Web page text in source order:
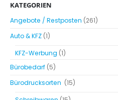
KATEGORIEN
Angebote / Restposten (261)
Auto & KFZ (1)
KFZ-Werbung (1)
Bürobedarf (5)
Bürodrucksorten (15)